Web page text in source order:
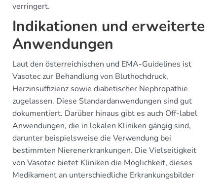
verringert.
Indikationen und erweiterte
Anwendungen
Laut den österreichischen und EMA-Guidelines ist
Vasotec zur Behandlung von Bluthochdruck,
Herzinsuffizienz sowie diabetischer Nephropathie
zugelassen. Diese Standardanwendungen sind gut
dokumentiert. Darüber hinaus gibt es auch Off-label
Anwendungen, die in lokalen Kliniken gängig sind,
darunter beispielsweise die Verwendung bei
bestimmten Nierenerkrankungen. Die Vielseitigkeit
von Vasotec bietet Kliniken die Möglichkeit, dieses
Medikament an unterschiedliche Erkrankungsbilder